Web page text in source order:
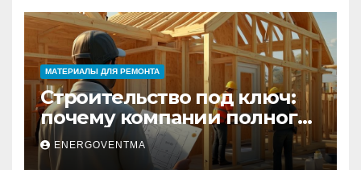
МАТЕРИАЛЫ ДЛЯ РЕМОНТА
Строительство под ключ:
почему компании полного
цикла меняют рынок
недвижимости
ENERGOVENTMA